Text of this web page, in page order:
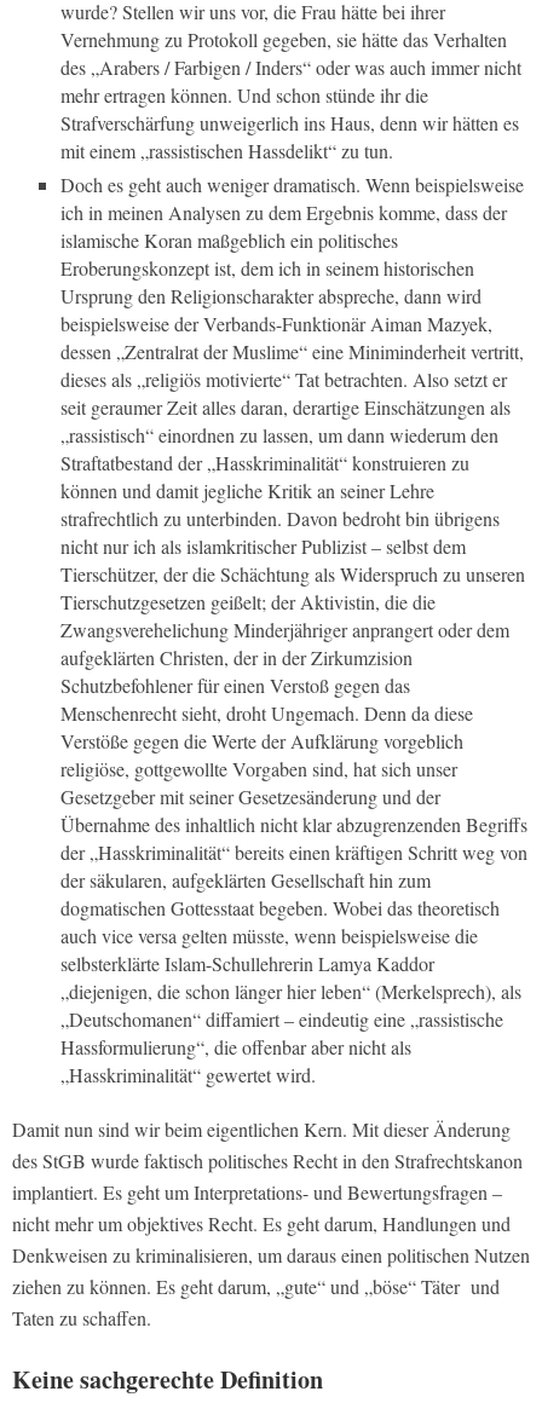
wurde? Stellen wir uns vor, die Frau hätte bei ihrer
Vernehmung zu Protokoll gegeben, sie hätte das Verhalten
des „Arabers / Farbigen / Inders“ oder was auch immer nicht
mehr ertragen können. Und schon stünde ihr die
Strafverschärfung unweigerlich ins Haus, denn wir hätten es
mit einem „rassistischen Hassdelikt“ zu tun.
Doch es geht auch weniger dramatisch. Wenn beispielsweise
ich in meinen Analysen zu dem Ergebnis komme, dass der
islamische Koran maßgeblich ein politisches
Eroberungskonzept ist, dem ich in seinem historischen
Ursprung den Religionscharakter abspreche, dann wird
beispielsweise der Verbands-Funktionär Aiman Mazyek,
dessen „Zentralrat der Muslime“ eine Miniminderheit vertritt,
dieses als „religiös motivierte“ Tat betrachten. Also setzt er
seit geraumer Zeit alles daran, derartige Einschätzungen als
„rassistisch“ einordnen zu lassen, um dann wiederum den
Straftatbestand der „Hasskriminalität“ konstruieren zu
können und damit jegliche Kritik an seiner Lehre
strafrechtlich zu unterbinden. Davon bedroht bin übrigens
nicht nur ich als islamkritischer Publizist – selbst dem
Tierschützer, der die Schächtung als Widerspruch zu unseren
Tierschutzgesetzen geißelt; der Aktivistin, die die
Zwangsverehelichung Minderjähriger anprangert oder dem
aufgeklärten Christen, der in der Zirkumzision
Schutzbefohlener für einen Verstoß gegen das
Menschenrecht sieht, droht Ungemach. Denn da diese
Verstöße gegen die Werte der Aufklärung vorgeblich
religiöse, gottgewollte Vorgaben sind, hat sich unser
Gesetzgeber mit seiner Gesetzesänderung und der
Übernahme des inhaltlich nicht klar abzugrenzenden Begriffs
der „Hasskriminalität“ bereits einen kräftigen Schritt weg von
der säkularen, aufgeklärten Gesellschaft hin zum
dogmatischen Gottesstaat begeben. Wobei das theoretisch
auch vice versa gelten müsste, wenn beispielsweise die
selbsterklärte Islam-Schullehrerin Lamya Kaddor
„diejenigen, die schon länger hier leben“ (Merkelsprech), als
„Deutschomanen“ diffamiert – eindeutig eine „rassistische
Hassformulierung“, die offenbar aber nicht als
„Hasskriminalität“ gewertet wird.
Damit nun sind wir beim eigentlichen Kern. Mit dieser Änderung
des StGB wurde faktisch politisches Recht in den Strafrechtskanon
implantiert. Es geht um Interpretations- und Bewertungsfragen –
nicht mehr um objektives Recht. Es geht darum, Handlungen und
Denkweisen zu kriminalisieren, um daraus einen politischen Nutzen
ziehen zu können. Es geht darum, „gute“ und „böse“ Täter und
Taten zu schaffen.
Keine sachgerechte Definition